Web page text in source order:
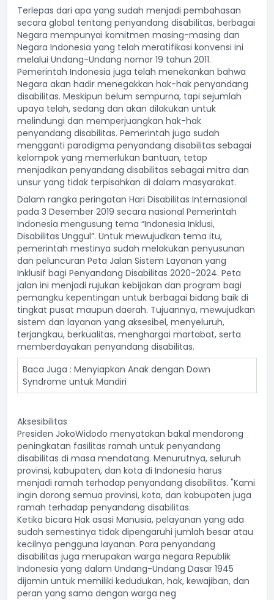
Terlepas dari apa yang sudah menjadi pembahasan
secara global tentang penyandang disabilitas, berbagai
Negara mempunyai komitmen masing-masing dan
Negara Indonesia yang telah meratifikasi konvensi ini
melalui Undang-Undang nomor 19 tahun 2011.
Pemerintah Indonesia juga telah menekankan bahwa
Negara akan hadir menegakkan hak-hak penyandang
disabilitas. Meskipun belum sempurna, tapi sejumlah
upaya telah, sedang dan akan dilakukan untuk
melindungi dan memperjuangkan hak-hak
penyandang disabilitas. Pemerintah juga sudah
mengganti paradigma penyandang disabilitas sebagai
kelompok yang memerlukan bantuan, tetap
menjadikan penyandang disabilitas sebagai mitra dan
unsur yang tidak terpisahkan di dalam masyarakat.
Dalam rangka peringatan Hari Disabilitas Internasional
pada 3 Desember 2019 secara nasional Pemerintah
Indonesia mengusung tema “Indonesia Inklusi,
Disabilitas Unggul”. Untuk mewujudkan tema itu,
pemerintah mestinya sudah melakukan penyusunan
dan peluncuran Peta Jalan Sistem Layanan yang
Inklusif bagi Penyandang Disabilitas 2020-2024. Peta
jalan ini menjadi rujukan kebijakan dan program bagi
pemangku kepentingan untuk berbagai bidang baik di
tingkat pusat maupun daerah. Tujuannya, mewujudkan
sistem dan layanan yang aksesibel, menyeluruh,
terjangkau, berkualitas, menghargai martabat, serta
memberdayakan penyandang disabilitas.
Baca Juga : Menyiapkan Anak dengan Down
Syndrome untuk Mandiri
Aksesibilitas
Presiden JokoWidodo menyatakan bakal mendorong
peningkatan fasilitas ramah untuk penyandang
disabilitas di masa mendatang. Menurutnya, seluruh
provinsi, kabupaten, dan kota di Indonesia harus
menjadi ramah terhadap penyandang disabilitas. "Kami
ingin dorong semua provinsi, kota, dan kabupaten juga
ramah terhadap penyandang disabilitas.
Ketika bicara Hak asasi Manusia, pelayanan yang ada
sudah semestinya tidak dipengaruhi jumlah besar atau
kecilnya pengguna layanan. Para penyandang
disabilitas juga merupakan warga negara Republik
Indonesia yang dalam Undang-Undang Dasar 1945
dijamin untuk memiliki kedudukan, hak, kewajiban, dan
peran yang sama dengan warga neg